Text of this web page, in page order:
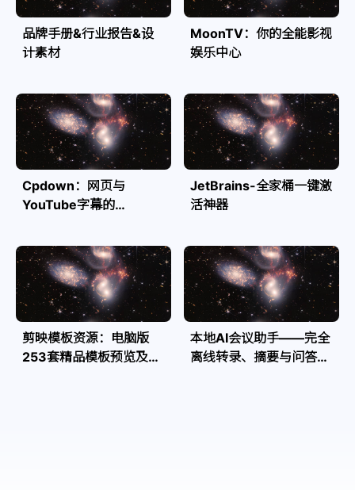
品牌手册&行业报告&设
计素材
MoonTV：你的全能影视
娱乐中心
Cpdown：网页与
YouTube字幕的
JetBrains-全家桶一键激
活神器
剪映模板资源：电脑版
253套精品模板预览及源
本地AI会议助手——完全
离线转录、摘要与问答，